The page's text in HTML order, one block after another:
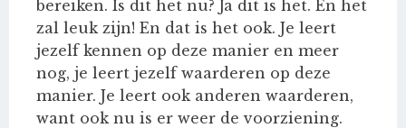
bereiken. Is dit het nu? Ja dit is het. En het
zal leuk zijn! En dat is het ook. Je leert
jezelf kennen op deze manier en meer
nog, je leert jezelf waarderen op deze
manier. Je leert ook anderen waarderen,
want ook nu is er weer de voorziening.